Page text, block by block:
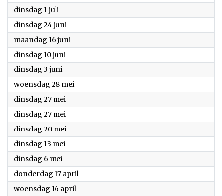
dinsdag 1 juli
dinsdag 24 juni
maandag 16 juni
dinsdag 10 juni
dinsdag 3 juni
woensdag 28 mei
dinsdag 27 mei
dinsdag 27 mei
dinsdag 20 mei
dinsdag 13 mei
dinsdag 6 mei
donderdag 17 april
woensdag 16 april